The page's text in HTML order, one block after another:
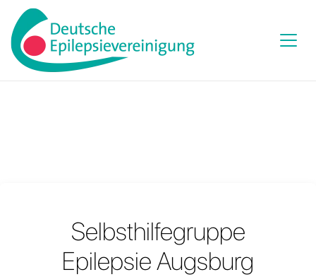
Selbsthilfegruppe
Epilepsie Augsburg